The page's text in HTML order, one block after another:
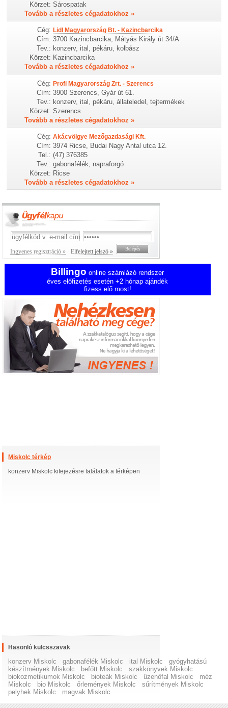
Körzet: Sárospatak
Tovább a részletes cégadatokhoz »
Cég: Lidl Magyarország Bt. - Kazincbarcika
Cím: 3700 Kazincbarcika, Mátyás Király út 34/A
Tev.: konzerv, ital, pékáru, kolbász
Körzet: Kazincbarcika
Tovább a részletes cégadatokhoz »
Cég: Profi Magyarország Zrt. - Szerencs
Cím: 3900 Szerencs, Gyár út 61.
Tev.: konzerv, ital, pékáru, állateledel, tejtermékek
Körzet: Szerencs
Tovább a részletes cégadatokhoz »
Cég: Akácvölgye Mezőgazdasági Kft.
Cím: 3974 Ricse, Budai Nagy Antal utca 12.
Tel.: (47) 376385
Tev.: gabonafélék, napraforgó
Körzet: Ricse
Tovább a részletes cégadatokhoz »
Ingyenes regisztráció » Elfelejtett jelszó »
Billingo online számlázó rendszer
éves előfizetés esetén +2 hónap ajándék
fizess elő most!
Miskolc térkép
konzerv Miskolc kifejezésre találatok a térképen
Hasonló kulcsszavak
konzerv Miskolc gabonafélék Miskolc ital Miskolc
gyógyhatású
készítmények Miskolc
befőtt Miskolc
szakkönyvek Miskolc
biokozmetikumok Miskolc
bioteák Miskolc üzenőfal Miskolc
méz
Miskolc
bio Miskolc őrlemények Miskolc
sűrítmények Miskolc
pelyhek Miskolc
magvak Miskolc